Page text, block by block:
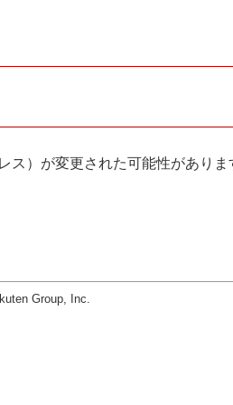
ス）が変更された可能性がありま
Group, Inc.